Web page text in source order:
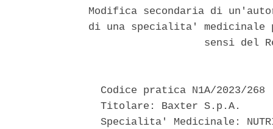
Modifica secondaria di
di una specialita' medicinale
sensi del
  Codice pratica N1A/2023/268
  Titolare: Baxter S.p.A.
Specialita' Medicinale: